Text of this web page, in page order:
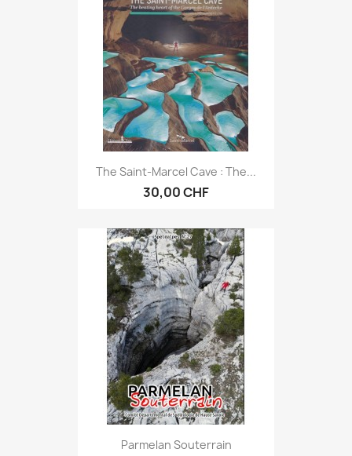
The Saint-Marcel Cave : The...
30,00 CHF
Parmelan Souterrain